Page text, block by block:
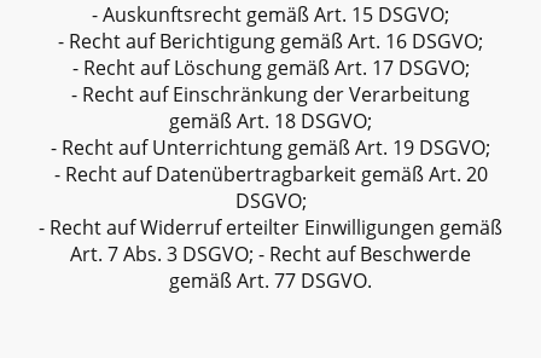
- Auskunftsrecht gemäß Art. 15 DSGVO;
- Recht auf Berichtigung gemäß Art. 16 DSGVO;
- Recht auf Löschung gemäß Art. 17 DSGVO;
- Recht auf Einschränkung der Verarbeitung
gemäß Art. 18 DSGVO;
- Recht auf Unterrichtung gemäß Art. 19 DSGVO;
- Recht auf Datenübertragbarkeit gemäß Art. 20
DSGVO;
- Recht auf Widerruf erteilter Einwilligungen gemäß
Art. 7 Abs. 3 DSGVO; - Recht auf Beschwerde
gemäß Art. 77 DSGVO.